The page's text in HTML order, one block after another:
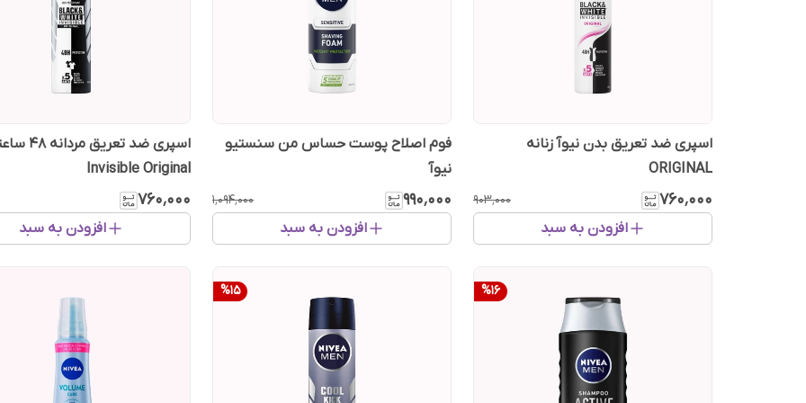
اسپری ضد تعریق بدن نیوآ زنانه
ORIGINAL
۷۶۰٬۰۰۰ ۹۰۳٬۰۰۰
افزودن به سبد
فوم اصلاح پوست حساس من سنستیو
نیوآ
۹۹۰٬۰۰۰ ۱٬۰۹۴٬۰۰۰
افزودن به سبد
اسپری ضد
Invisible Original
۷۶۰٬۰۰۰
افزودن به سبد
%16
%15